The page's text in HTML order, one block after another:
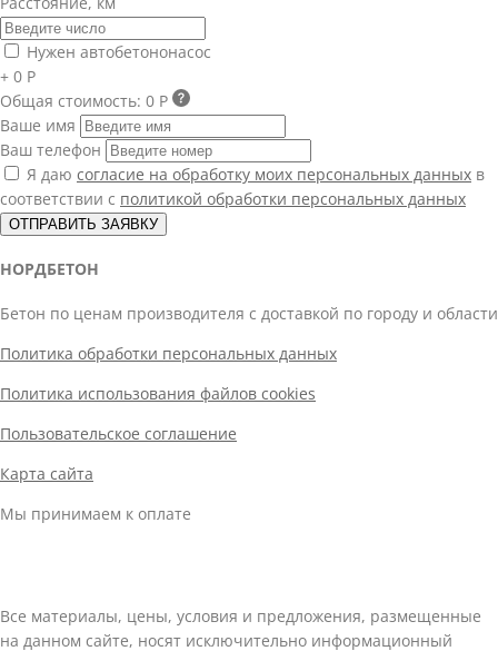
Нужен автобетононасос
+ 0 Р
Общая стоимость: 0 Р
Ваше имя
Ваш телефон
Я даю согласие на обработку моих персональных данных в
соответствии с политикой обработки персональных данных
ОТПРАВИТЬ ЗАЯВКУ
НОРДБЕТОН
Бетон по ценам производителя с доставкой по городу и области
Политика обработки персональных данных
Политика использования файлов cookies
Пользовательское соглашение
Карта сайта
Мы принимаем к оплате
Все материалы, цены, условия и предложения, размещенные
на данном сайте, носят исключительно информационный